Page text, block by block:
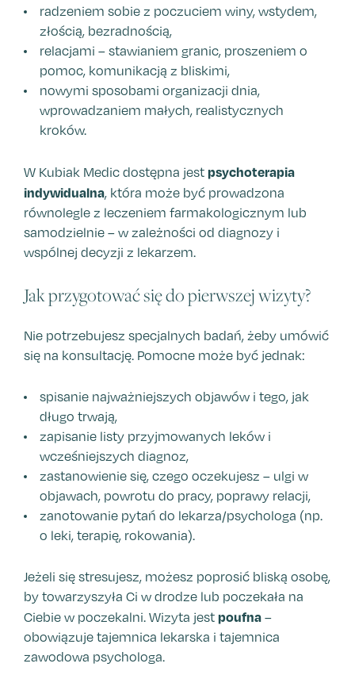
radzeniem sobie z poczuciem winy, wstydem,
złością, bezradnością,
relacjami – stawianiem granic, proszeniem o
pomoc, komunikacją z bliskimi,
nowymi sposobami organizacji dnia,
wprowadzaniem małych, realistycznych
kroków.
W Kubiak Medic dostępna jest psychoterapia
indywidualna, która może być prowadzona
równolegle z leczeniem farmakologicznym lub
samodzielnie – w zależności od diagnozy i
wspólnej decyzji z lekarzem.
Jak przygotować się do pierwszej wizyty?
Nie potrzebujesz specjalnych badań, żeby umówić
się na konsultację. Pomocne może być jednak:
spisanie najważniejszych objawów i tego, jak
długo trwają,
zapisanie listy przyjmowanych leków i
wcześniejszych diagnoz,
zastanowienie się, czego oczekujesz – ulgi w
objawach, powrotu do pracy, poprawy relacji,
zanotowanie pytań do lekarza/psychologa (np.
o leki, terapię, rokowania).
Jeżeli się stresujesz, możesz poprosić bliską osobę,
by towarzyszyła Ci w drodze lub poczekała na
Ciebie w poczekalni. Wizyta jest poufna –
obowiązuje tajemnica lekarska i tajemnica
zawodowa psychologa.